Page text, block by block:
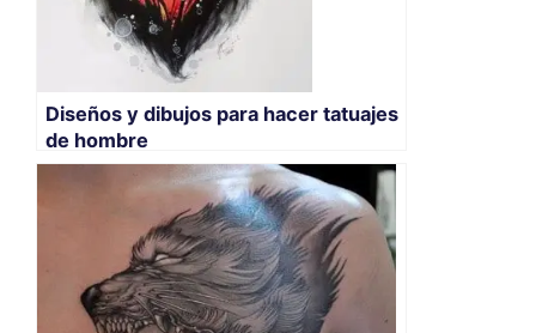
Diseños y dibujos para hacer tatuajes
de hombre